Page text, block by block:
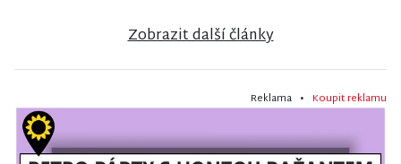
Zobrazit další články
Reklama • Koupit reklamu